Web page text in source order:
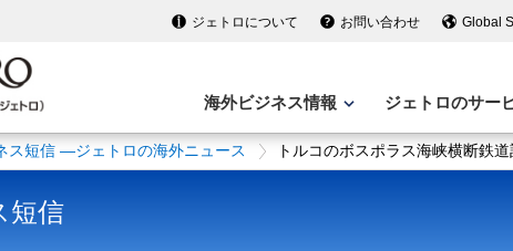
ジェトロについて お問い合わせ Global
海外ビジネス情報 ジェトロのサー
ス短信 ―ジェトロの海外ニュース トルコのボスポラス海峡横断鉄
短信